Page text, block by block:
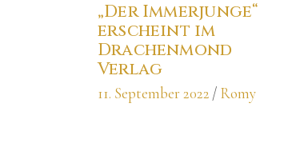
„Der Immerjunge“
erscheint im
Drachenmond
Verlag
11. September 2022 Romy